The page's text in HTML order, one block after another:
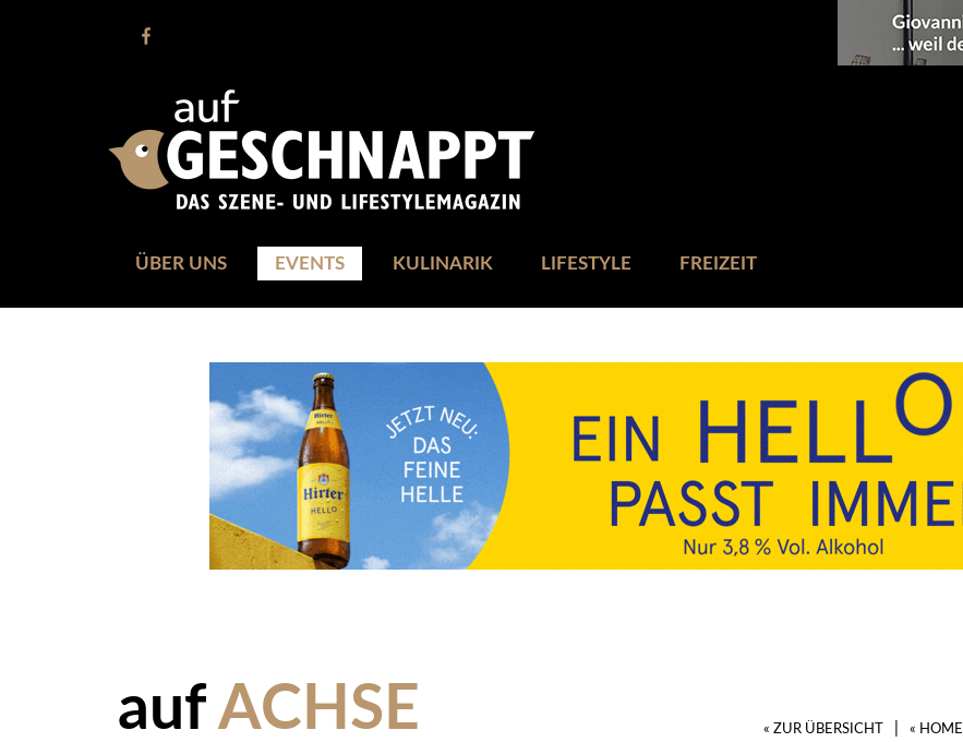
ÜBER UNS EVENTS KULINARIK LIFESTYLE FREIZEIT
aufACHSE « ZUR ÜBERSICHT « HOME